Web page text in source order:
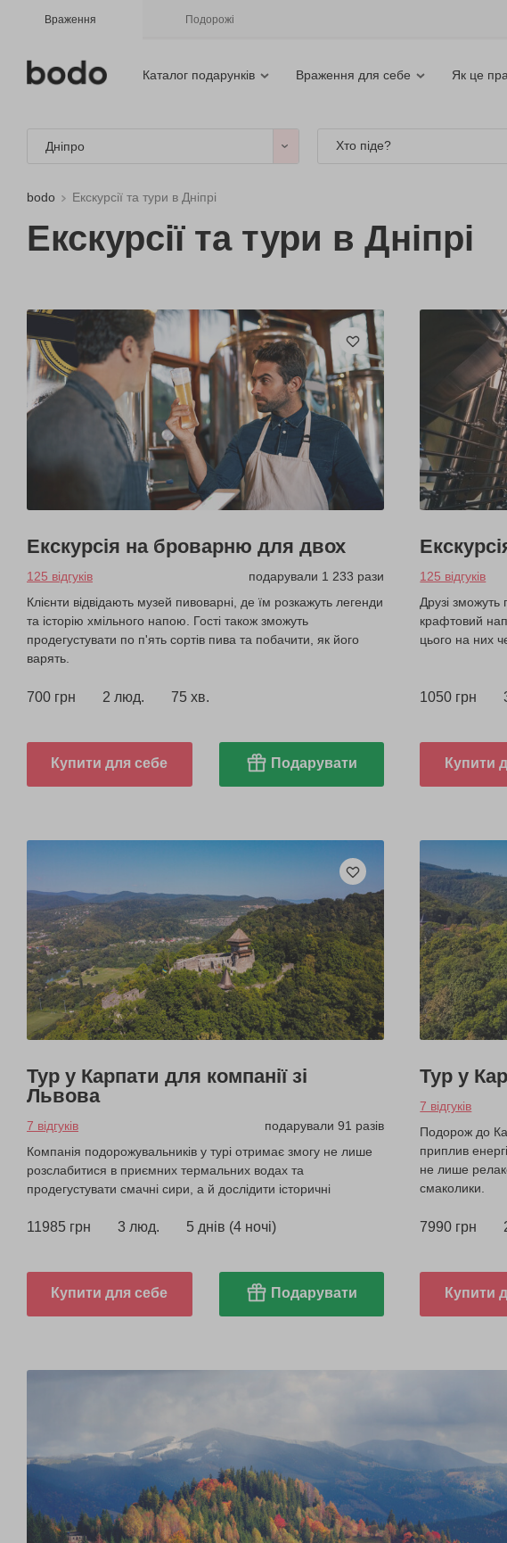
Враження Подорожі
Каталог подарунків Враження для себе Як це
Дніпро Хто піде?
bodo Екскурсії та тури в Дніпрі
Екскурсії та тури в Дніпрі
Екскурсія на броварню для двох
125 відгуків
подарували 1 233 рази
Клієнти відвідають музей пивоварні, де їм розкажуть легенди
та історію хмільного напою. Гості також зможуть
продегустувати по п'ять сортів пива та побачити, як його
варять.
700 грн 2 люд. 75 хв.
Купити для себе Подарувати
125 відгуків
Друзі зможуть
крафтовий
цього на них
1050 грн
Купити
Тур у Карпати для компанії зі
Львова
7 відгуків
подарували 91 разів
Компанія подорожувальників у турі отримає змогу не лише
розслабитися в приємних термальних водах та
продегустувати смачні сири, а й дослідити історичні
11985 грн 3 люд. 5 днів (4 ночі)
Купити для себе Подарувати
Тур у
7 відгуків
Подорож до
приплив
не лише
смаколики.
7990 грн
Купити